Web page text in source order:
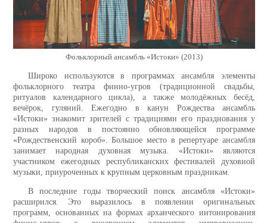
Фольклорный ансамбль «Истоки» (2013)
Широко используются в программах ансамбля элементы
фольклорного театра финно-угров (традиционной свадьбы,
ритуалов календарного цикла), а также молодёжных бесёд,
вечёрок, гуляний. Ежегодно в канун Рождества ансамбль
«Истоки» знакомит зрителей с традициями его празднования у
разных народов в постоянно обновляющейся программе
«Рождественский короб». Большое место в репертуаре ансамбля
занимает народная духовная музыка. «Истоки» являются
участником ежегодных республиканских фестивалей духовной
музыки, приуроченных к крупным церковным праздникам.
В последние годы творческий поиск ансамбля «Истоки»
расширился. Это выразилось в появлении оригинальных
программ, основанных на формах архаического интонирования